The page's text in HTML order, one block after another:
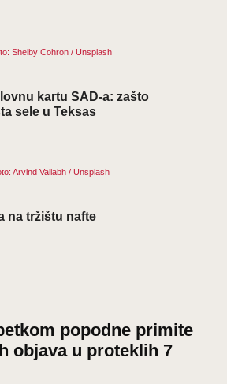
Shelby Cohron / Unsplash
kartu SAD-a: zašto
sele u Teksas
Arvind Vallabh / Unsplash
na tržištu nafte
popodne primite
objava u proteklih 7